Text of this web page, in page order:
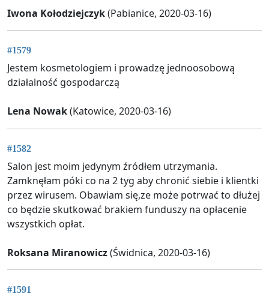
Iwona Kołodziejczyk(Pabianice, 2020-03-16)
#1579
Jestem kosmetologiem i prowadzę jednoosobową
działalność gospodarczą
Lena Nowak(Katowice, 2020-03-16)
#1582
Salon jest moim jedynym źródłem utrzymania.
Zamknęłam póki co na 2 tyg aby chronić siebie i klientki
przez wirusem. Obawiam się,ze może potrwać to dłużej
co będzie skutkować brakiem funduszy na opłacenie
wszystkich opłat.
Roksana Miranowicz(Świdnica, 2020-03-16)
#1591